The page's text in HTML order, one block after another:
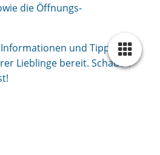
die Öffnungs-
und Tipps rund
Lieblinge bereit. Schauen